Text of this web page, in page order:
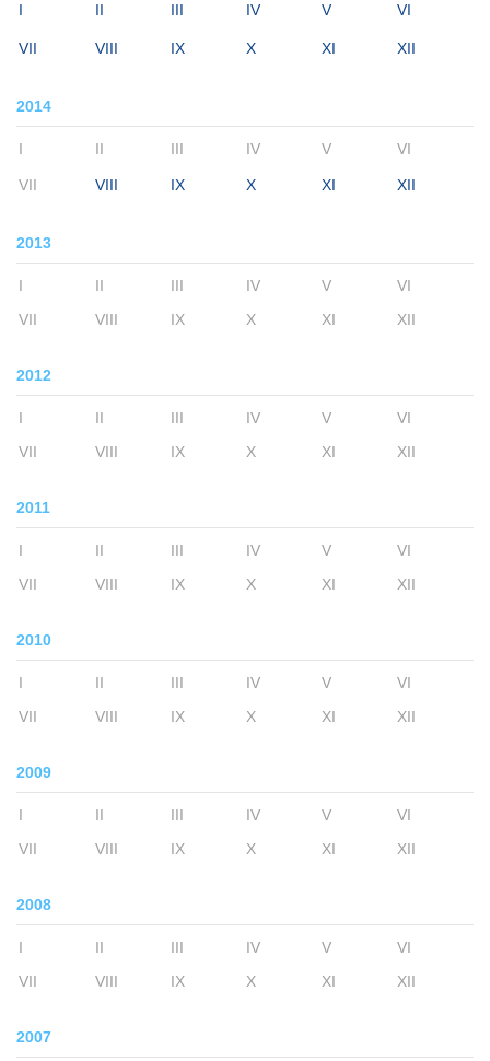
I II III IV V VI
VII VIII IX X XI XII
2014
I II III IV V VI
VII VIII IX X XI XII
2013
I II III IV V
VI
VII
VIII IX X XI XII
2012
I II III IV V
VI
VII
VIII IX X XI XII
2011
I II III IV V
VI
VII
VIII IX X XI XII
2010
I II III IV V
VI
VII
VIII IX X XI XII
2009
I II III IV V
VI
VII
VIII IX X XI XII
2008
I II III IV V
VI
VII
VIII IX X XI XII
2007